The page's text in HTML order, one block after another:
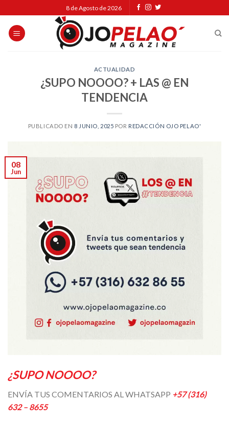
to
content
8 de Agosto de 2026
ACTUALIDAD
¿SUPO NOOOO? + LAS @ EN
TENDENCIA
PUBLICADO EN 8 JUNIO, 2025 POR REDACCIÓN OJO PELAO'
08
Jun
¿SUPO NOOOO?
ENVÍA TUS COMENTARIOS AL WHATSAPP +57 (316)
632 – 8655